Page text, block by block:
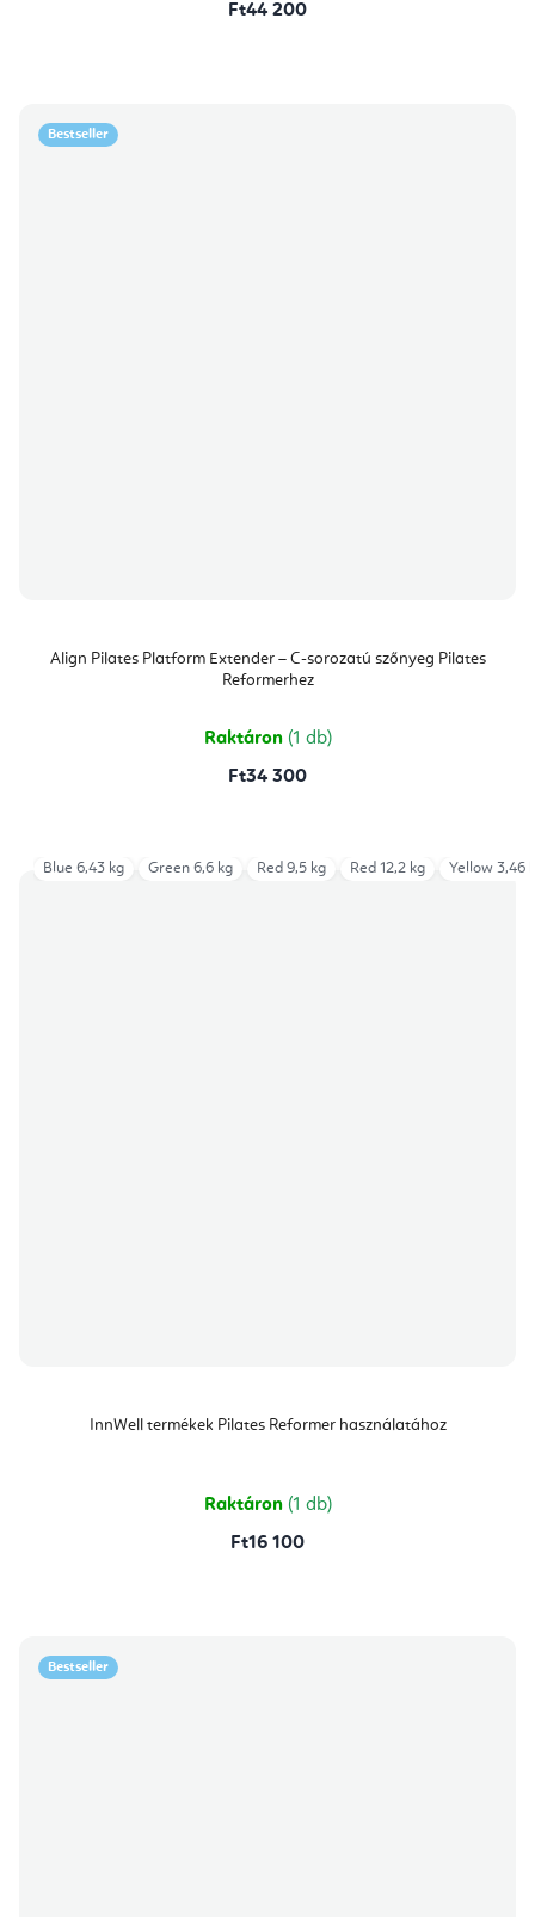
Ft44 200
Bestseller
Align Pilates Platform Extender – C-sorozatú szőnyeg Pilates
Reformerhez
Raktáron (1 db)
Ft34 300
InnWell termékek Pilates Reformer használatához
Raktáron (1 db)
Ft16 100
Blue 6,43 kg Green 6,6 kg Red 9,5 kg Red 12,2 kg Yellow 3,46
Bestseller